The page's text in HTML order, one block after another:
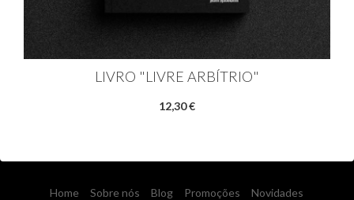
LIVRO "LIVRE ARBÍTRIO"
12,30 €
Home Sobre nós Blog Promoções
Novidades